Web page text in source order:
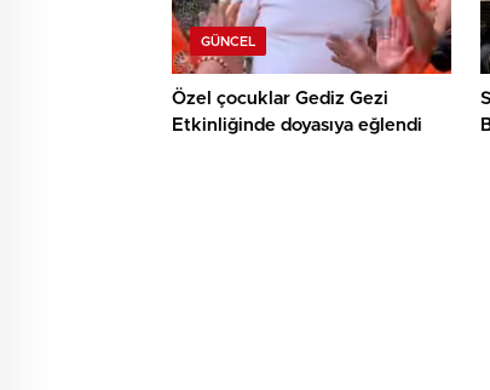
GÜNCEL
Özel çocuklar Gediz Gezi
Etkinliğinde doyasıya eğlendi